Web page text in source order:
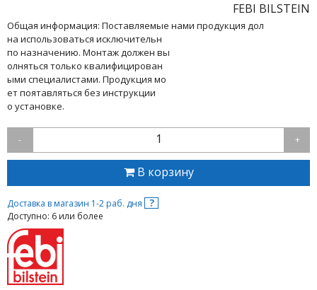
FEBI BILSTEIN
Общая информация: Поставляемые нами продукция дол
на использоваться исключительн
по назначению. Монтаж должен вы
олняться только квалифицирован
ыми специалистами. Продукция мо
ет поятавляться без инструкции
о установке.
- 1 +
В корзину
Доставка в магазин 1-2 раб. дня ?
Доступно: 6 или более